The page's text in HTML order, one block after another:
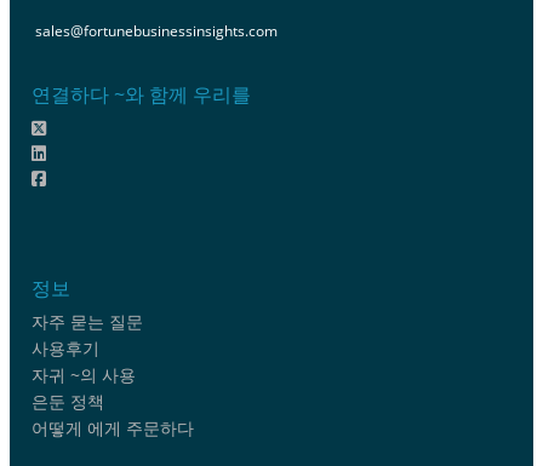
sales@fortunebusinessinsights.com
연결하다 ~와 함께 우리를
정보
자주 묻는 질문
사용후기
자귀 ~의 사용
은둔 정책
어떻게 에게 주문하다